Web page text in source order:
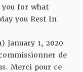
you for what
you Rest In
January 1, 2020
de
Merci pour ce